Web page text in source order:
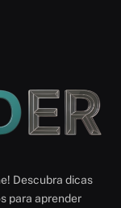
Descubra dicas
para aprender